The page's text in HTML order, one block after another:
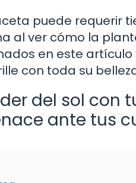
puede requerir
al ver cómo la
en este
con toda su
del sol
ante tus